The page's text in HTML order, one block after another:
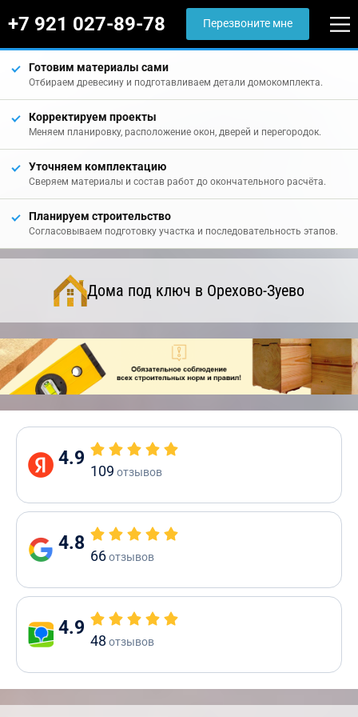
+7 921 027-89-78 Перезвоните мне
Готовим материалы сами
Отбираем древесину и подготавливаем детали домокомплекта.
Корректируем проекты
Меняем планировку, расположение окон, дверей и перегородок.
Уточняем комплектацию
Сверяем материалы и состав работ до окончательного расчёта.
Планируем строительство
Согласовываем подготовку участка и последовательность этапов.
Дома под ключ в Орехово-Зуево
4.9
109 отзывов
4.8
66отзывов
4.9
48 отзывов